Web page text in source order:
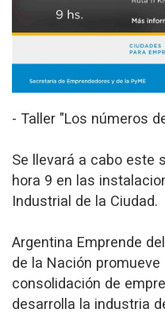
- Taller "Los números
Se llevará a cabo este
hora 9 en las
Industrial de la Ciudad.
Argentina Emprende
de la Nación
consolidación de
desarrolla la industria